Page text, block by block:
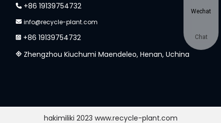
+86 19139754732
info@recycle-plant.com
+86 19139754732
Zhengzhou Kiuchumi Maendeleo, Henan, Uchina
hakimiliki 2023 www.recycle-plant.com
Wechat
Chat